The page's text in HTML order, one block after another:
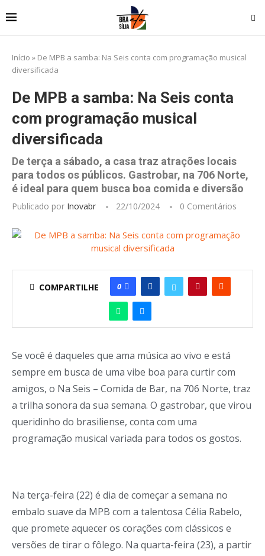
Início » De MPB a samba: Na Seis conta com programação musical
diversificada
De MPB a samba: Na Seis conta
com programação musical
diversificada
De terça a sábado, a casa traz atrações locais
para todos os públicos. Gastrobar, na 706 Norte,
é ideal para quem busca boa comida e diversão
Publicado por Inovabr 22/10/2024 0 Comentários
COMPARTILHE 0
Se você é daqueles que ama música ao vivo e está
sempre em busca de uma vibe boa para curtir com
amigos, o Na Seis – Comida de Bar, na 706 Norte, traz
a trilha sonora da sua semana. O gastrobar, que virou
queridinho do brasiliense, conta com uma
programação musical variada para todos os gostos.
Na terça-feira (22) é dia de começar a semana no
embalo suave da MPB com a talentosa Célia Rabelo,
que promete aquecer os corações com clássicos e
versões de tirar o fôlego. Na quarta-feira (23), a partir